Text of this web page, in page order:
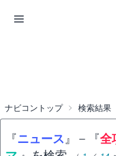
ナビコントップ 検索結果
『ニュース 』 − 『全